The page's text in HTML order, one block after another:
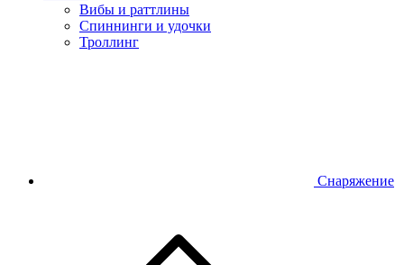
Вибы и раттлины
Спиннинги и удочки
Троллинг
Снаряжение